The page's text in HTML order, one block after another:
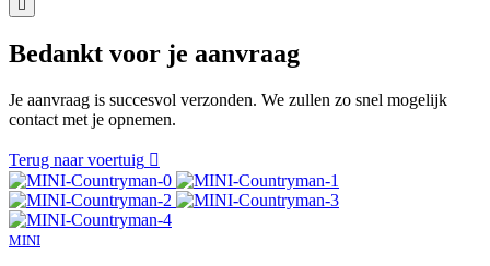
Bedankt voor je aanvraag
Je aanvraag is succesvol verzonden. We zullen zo snel mogelijk
contact met je opnemen.
Terug naar voertuig
MINI